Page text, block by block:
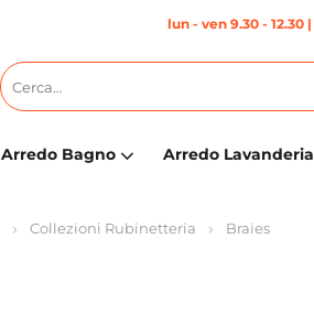
lun - ven 9.30 - 12.30 |
Cerca:
Arredo Bagno Arredo Lavanderia
Collezioni Rubinetteria Braies